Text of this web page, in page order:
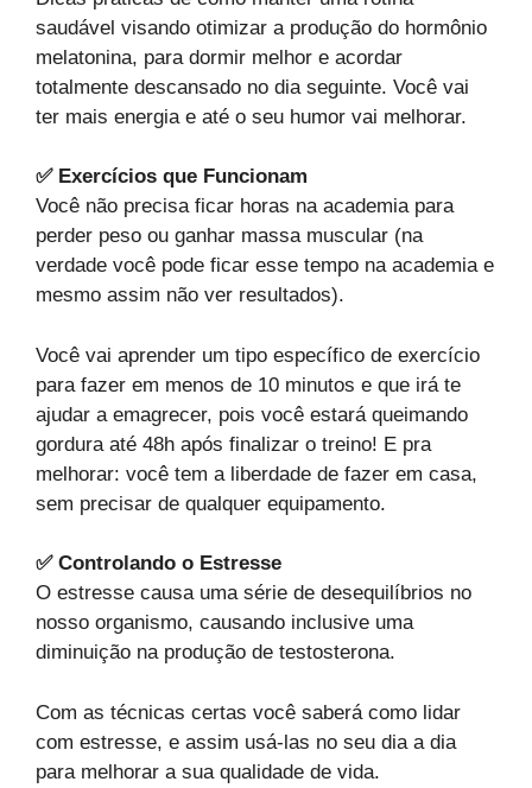
saudável visando otimizar a produção do hormônio
melatonina, para dormir melhor e acordar
totalmente descansado no dia seguinte. Você vai
ter mais energia e até o seu humor vai melhorar.
✅ Exercícios que Funcionam
Você não precisa ficar horas na academia para
perder peso ou ganhar massa muscular (na
verdade você pode ficar esse tempo na academia e
mesmo assim não ver resultados).
Você vai aprender um tipo específico de exercício
para fazer em menos de 10 minutos e que irá te
ajudar a emagrecer, pois você estará queimando
gordura até 48h após finalizar o treino! E pra
melhorar: você tem a liberdade de fazer em casa,
sem precisar de qualquer equipamento.
✅ Controlando o Estresse
O estresse causa uma série de desequilíbrios no
nosso organismo, causando inclusive uma
diminuição na produção de testosterona.
Com as técnicas certas você saberá como lidar
com estresse, e assim usá-las no seu dia a dia
para melhorar a sua qualidade de vida.